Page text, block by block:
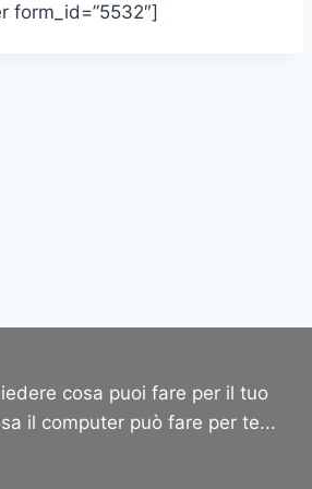
form_id=”5532″]
cosa puoi fare per il tuo
il computer può fare per te...